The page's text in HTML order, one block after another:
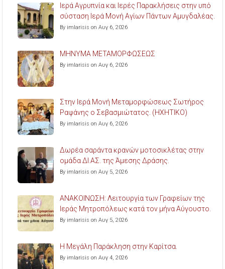
Ιερά Αγρυπνία και Ιερές Παρακλήσεις στην υπό
σύσταση Ιερά Μονή Αγίων Πάντων Αμυγδαλέας.
By imlarisis on Αυγ 6, 2026
ΜΗΝΥΜΑ ΜΕΤΑΜΟΡΦΩΣΕΩΣ
By imlarisis on Αυγ 6, 2026
Στην Ιερά Μονή Μεταμορφώσεως Σωτήρος
Ραψάνης ο Σεβασμιώτατος. (ΗΧΗΤΙΚΟ)
By imlarisis on Αυγ 6, 2026
Δωρέα σαράντα κρανών μοτοσικλέτας στην
ομάδα ΔΙ.ΑΣ. της Άμεσης Δράσης.
By imlarisis on Αυγ 5, 2026
ΑΝΑΚΟΙΝΩΣΗ: Λειτουργία των Γραφείων της
Ιεράς Μητροπόλεως κατά τον μήνα Αύγουστο.
By imlarisis on Αυγ 5, 2026
Η Μεγάλη Παράκληση στην Καρίτσα.
By imlarisis on Αυγ 4, 2026